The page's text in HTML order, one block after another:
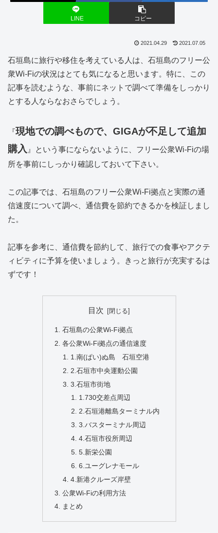
LINE コピー
2021.04.29 2021.07.05
石垣島に旅行や移住を考えている人は、石垣島のフリー公
衆Wi-Fiの状況はとても気になると思います。特に、この
記事を読むような、事前にネットで調べて準備をしっかり
とする人ならなおさらでしょう。
『現地での調べもので、GIGAが不足して追加
購入 』という事にならないように、フリー公衆Wi-Fiの場
所を事前にしっかり確認しておいて下さい。
この記事では、石垣島のフリー公衆Wi-Fi拠点と実際の通
信速度について調べ、通信費を節約できるかを検証しまし
た。
記事を参考に、通信費を節約して、旅行での食事やアクテ
ィビティに予算を使いましょう。きっと旅行が充実するは
ずです！
目次
石垣島の公衆Wi-Fi拠点
各公衆Wi-Fi拠点の通信速度
1.南(ぱい)ぬ島 石垣空港
2.石垣市中央運動公園
3.石垣市街地
1.730交差点周辺
2.石垣港離島ターミナル内
3.バスターミナル周辺
4.石垣市役所周辺
5.新栄公園
6.ユーグレナモール
4.新港クルーズ岸壁
公衆Wi-Fiの利用方法
まとめ